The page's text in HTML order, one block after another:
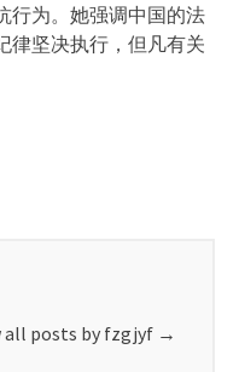
行为。她强调中国的法
律坚决执行，但凡有关
all posts by fzgjyf →